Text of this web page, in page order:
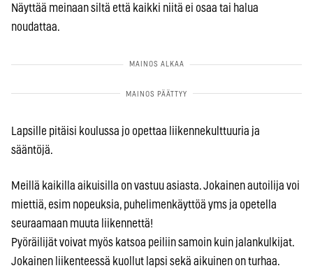
Näyttää meinaan siltä että kaikki niitä ei osaa tai halua
noudattaa.
Lapsille pitäisi koulussa jo opettaa liikennekulttuuria ja
sääntöjä.
Meillä kaikilla aikuisilla on vastuu asiasta. Jokainen autoilija voi
miettiä, esim nopeuksia, puhelimenkäyttöä yms ja opetella
seuraamaan muuta liikennettä!
Pyöräilijät voivat myös katsoa peiliin samoin kuin jalankulkijat.
Jokainen liikenteessä kuollut lapsi sekä aikuinen on turhaa.